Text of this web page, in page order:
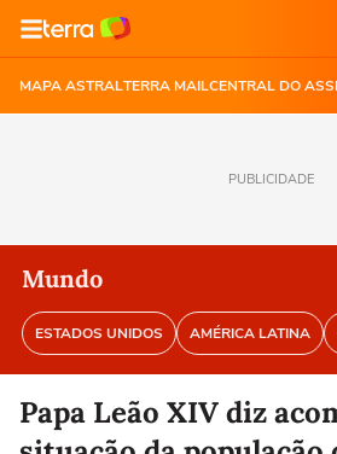
MAPA ASTRALTERRA MAILCENTRAL DO
PUBLICIDADE
Mundo
ESTADOS UNIDOS AMÉRICA LATINA
Papa Leão XIV diz